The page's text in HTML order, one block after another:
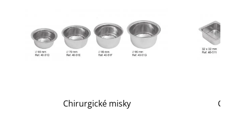
Chirurgické misky